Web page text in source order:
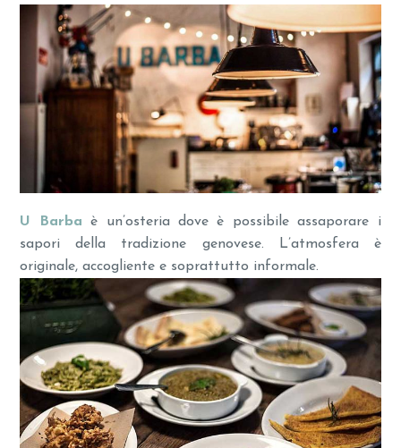
U Barba è un’osteria dove è possibile assaporare i
sapori della tradizione genovese. L’atmosfera è
originale, accogliente e soprattutto informale.